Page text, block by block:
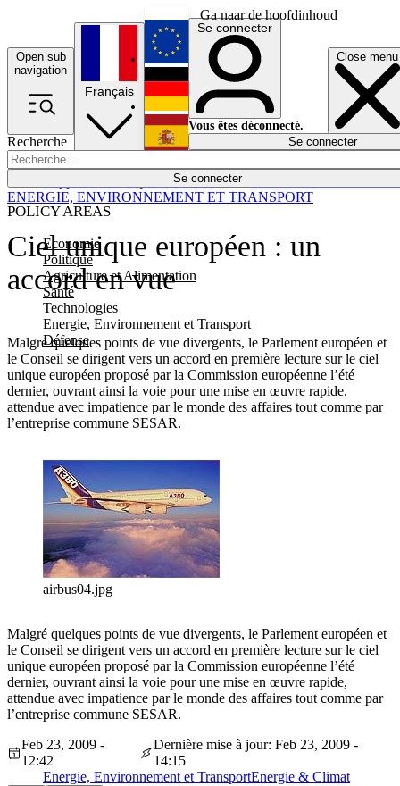
Ga naar de hoofdinhoud
Open sub
navigation
Close menu
Recherche
Se connecter
POLICY AREAS
Economie
Politique
Agriculture et Alimentation
Santé
Technologies
Energie, Environnement et Transport
Défense
Économie
Français
English
Deutsch
Español
Se connecter
Vous êtes déconnecté.
Se connecter
Ciel unique européen : un
accord en vue
Malgré quelques points de vue divergents, le Parlement européen et
le Conseil se dirigent vers un accord en première lecture sur le ciel
unique européen proposé par la Commission européenne l’été
dernier, ouvrant ainsi la voie pour une mise en œuvre rapide,
attendue avec impatience par le monde des affaires tout comme par
l’entreprise commune SESAR.
ENERGIE, ENVIRONNEMENT ET TRANSPORT
airbus04.jpg
Malgré quelques points de vue divergents, le Parlement européen et
le Conseil se dirigent vers un accord en première lecture sur le ciel
unique européen proposé par la Commission européenne l’été
dernier, ouvrant ainsi la voie pour une mise en œuvre rapide,
attendue avec impatience par le monde des affaires tout comme par
l’entreprise commune SESAR.
Feb 23, 2009 -
12:42
Dernière mise à jour: Feb 23, 2009 -
14:15
Energie, Environnement et TransportEnergie & Climat